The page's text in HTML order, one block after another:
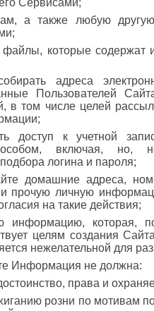
Сервисами;
а также любую
которые содержат
адреса
Пользователей
в том числе целей
доступ к учетной
включая, но,
логина и пароля;
домашние адреса,
прочую личную
на такие действия;
информацию, которая,
целям создания
нежелательной для
Информация не должна:
права и
розни по мотивам